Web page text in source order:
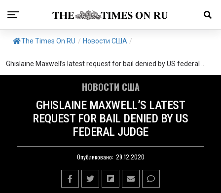
The Times On RU / Новости США /
Ghislaine Maxwell’s latest request for bail denied by US federal ..
НОВОСТИ США
GHISLAINE MAXWELL’S LATEST
REQUEST FOR BAIL DENIED BY US
FEDERAL JUDGE
Опубликовано: 29.12.2020